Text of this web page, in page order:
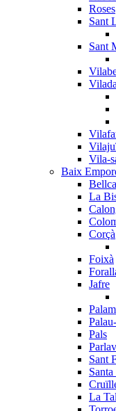
Roses
Sant
Sant
Vila-
Baix
La
Corçà
Foixà
Jafre
Pals
Sant
La